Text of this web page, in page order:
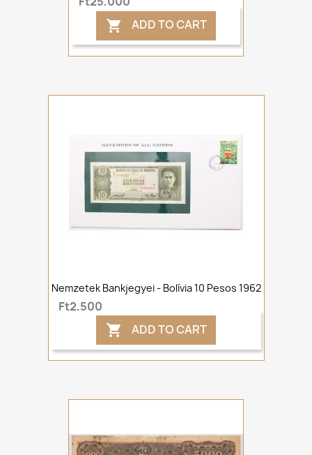
 ADD TO CART
Nemzetek Bankjegyei - Bolívia 10 Pesos 1962
Ft2,500
 ADD TO CART